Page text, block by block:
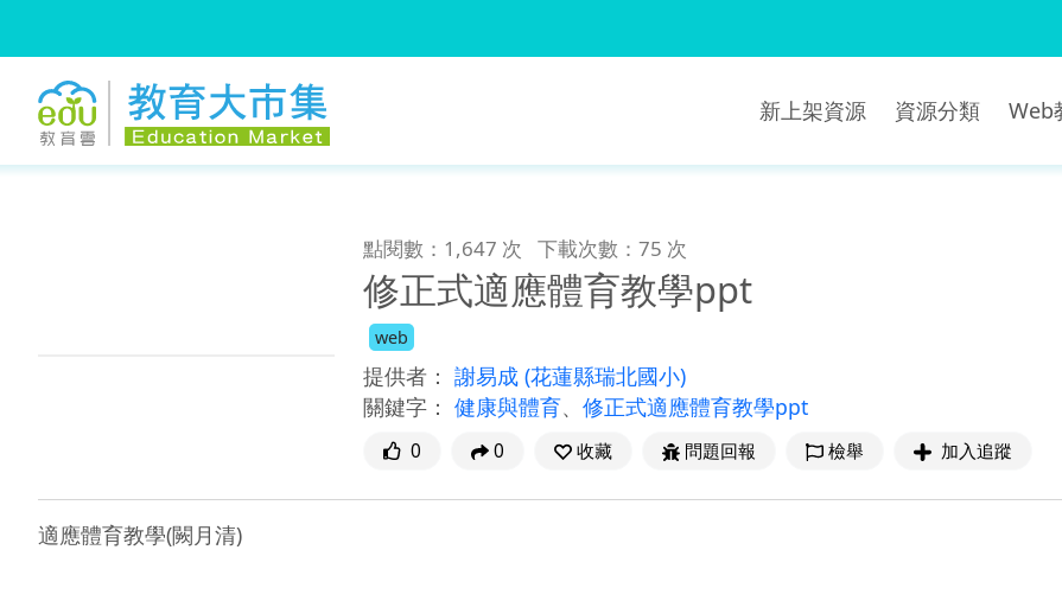
新上架資源 資源分類 Web
點閱數：1,647 次 下載次數：75 次
修正式適應體育教學ppt
web
提供者： 謝易成 (花蓮縣瑞北國小)
關鍵字： 健康與體育、 修正式適應體育教學ppt
0 0 收藏 問題回報 檢舉 加入追蹤
適應體育教學(闕月清)